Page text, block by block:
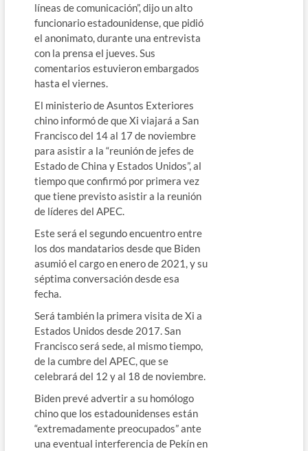
líneas de comunicación”, dijo un alto
funcionario estadounidense, que pidió
el anonimato, durante una entrevista
con la prensa el jueves. Sus
comentarios estuvieron embargados
hasta el viernes.
El ministerio de Asuntos Exteriores
chino informó de que Xi viajará a San
Francisco del 14 al 17 de noviembre
para asistir a la “reunión de jefes de
Estado de China y Estados Unidos”, al
tiempo que confirmó por primera vez
que tiene previsto asistir a la reunión
de líderes del APEC.
Este será el segundo encuentro entre
los dos mandatarios desde que Biden
asumió el cargo en enero de 2021, y su
séptima conversación desde esa
fecha.
Será también la primera visita de Xi a
Estados Unidos desde 2017. San
Francisco será sede, al mismo tiempo,
de la cumbre del APEC, que se
celebrará del 12 y al 18 de noviembre.
Biden prevé advertir a su homólogo
chino que los estadounidenses están
“extremadamente preocupados” ante
una eventual interferencia de Pekín en